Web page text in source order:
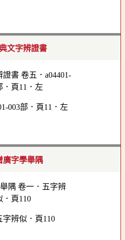
文字辨證書
003部．頁11．左
廣字學舉隅
字辨似．頁110